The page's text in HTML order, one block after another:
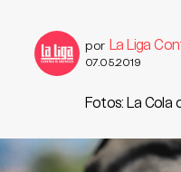
por La Liga
07.05.2019
Fotos: La Cola